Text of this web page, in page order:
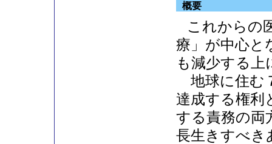
概要
これからの
療」が中心と
も減少する
地球に住む
達成する権利
する責務の両
長生きすべき